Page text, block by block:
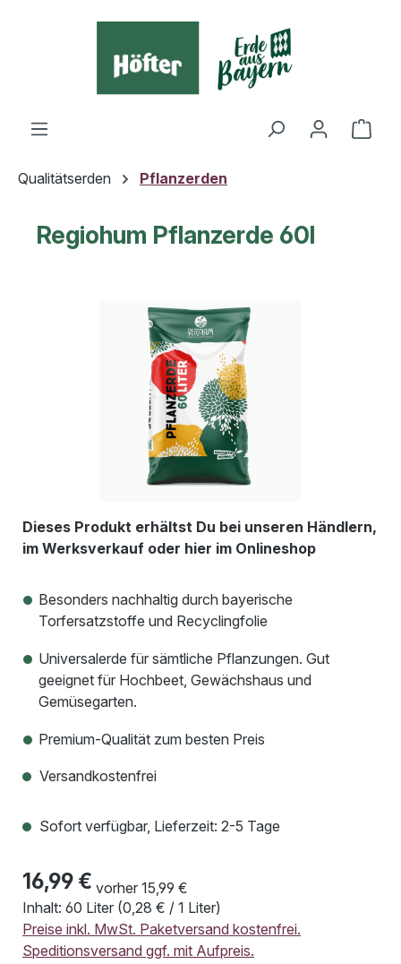
Qualitätserden Pflanzerden
Regiohum Pflanzerde 60l
Bildergalerie überspringen
Dieses Produkt erhältst Du bei unseren Händlern,
im Werksverkauf oder hier im Onlineshop
Besonders nachhaltig durch bayerische
Torfersatzstoffe und Recyclingfolie
Universalerde für sämtliche Pflanzungen. Gut
geeignet für Hochbeet, Gewächshaus und
Gemüsegarten.
Premium-Qualität zum besten Preis
Versandkostenfrei
Sofort verfügbar, Lieferzeit: 2-5 Tage
16,99 € vorher 15,99 €
Inhalt: 60 Liter (0,28 € / 1 Liter)
Preise inkl. MwSt. Paketversand kostenfrei.
Speditionsversand ggf. mit Aufpreis.